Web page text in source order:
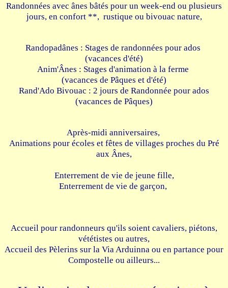
Randonnées avec ânes bâtés pour un week-end ou plusieurs
jours, en confort **, rustique ou bivouac nature,
Randopadânes : Stages de randonnées pour ados
(vacances d'été)
Anim'Ânes : Stages d'animation à la ferme
(vacances de Pâques et d'été)
Rand'Ado Bivouac : 2 jours de Randonnée pour ados
(vacances de Pâques)
Après-midi anniversaires,
Animations pour écoles et fêtes de villages proches du Pré
aux Ânes,
Enterrement de vie de jeune fille,
Enterrement de vie de garçon,
Accueil pour randonneurs qu'ils soient cavaliers, piétons,
vététistes ou autres,
Accueil des Pèlerins sur la Via Arduinna ou en partance pour
Compostelle ou ailleurs...